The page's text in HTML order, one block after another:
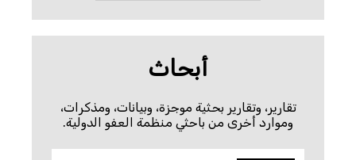
أبحاث
تقارير، وتقارير بحثية موجزة، وبيانات، ومذكرات،
وموارد أخرى من باحثي منظمة العفو الدولية.